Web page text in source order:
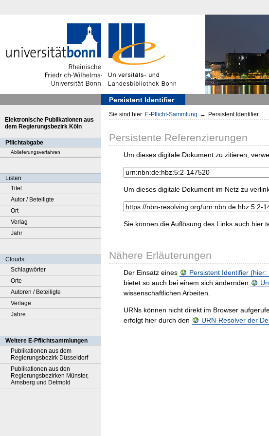
Persistent Identifier
Elektronische Publikationen aus
dem Regierungsbezirk Köln
Pflichtabgabe
Ablieferungsverfahren
Listen
Titel
Autor / Beteiligte
Ort
Verlag
Jahr
Clouds
Schlagwörter
Orte
Autoren / Beteiligte
Verlage
Jahre
Weitere E-Pflichtsammlungen
Publikationen aus dem
Regierungsbezirk Düsseldorf
Publikationen aus den
Regierungsbezirken Münster,
Arnsberg und Detmold
Sie sind hier: E-Pflicht-Sammlung → Persistent Identifier
Persistente Referenzierungen
Um dieses digitale Dokument zu zitieren,
Um dieses digitale Dokument im Netz zu
Sie können die Auflösung des Links auch hier
Nähere Erläuterungen
Der Einsatz eines Persistent Identifier (hier:
bietet so auch bei einem sich ändernden
wissenschaftlichen Arbeiten.
URNs können nicht direkt im Browser
erfolgt hier durch den
URN-Resolver der